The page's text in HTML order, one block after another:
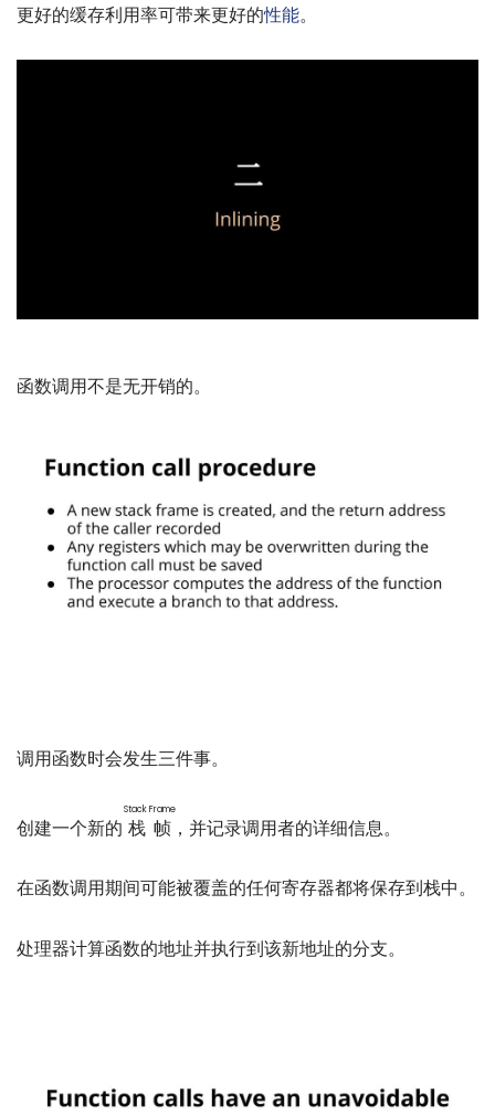
更好的缓存利用率可带来更好的性能。
函数调用不是无开销的。
调用函数时会发生三件事。
创建一个新的 栈帧
Stack Frame
，并记录调用者的详细信息。
在函数调用期间可能被覆盖的任何寄存器都将保存到栈中。
处理器计算函数的地址并执行到该新地址的分支。